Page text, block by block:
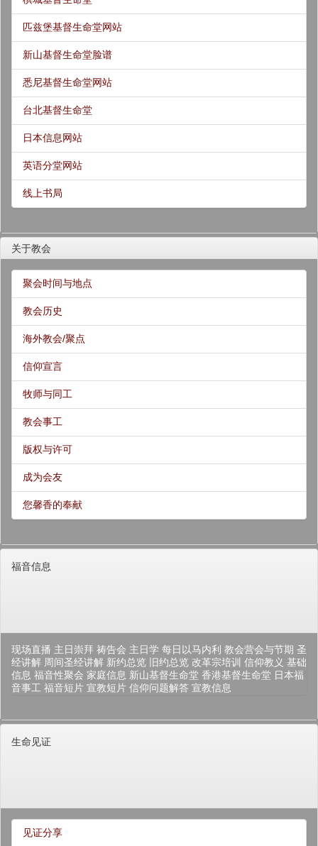
匹兹堡基督生命堂网站
新山基督生命堂脸谱
悉尼基督生命堂网站
台北基督生命堂
日本信息网站
英语分堂网站
线上书局
关于教会
聚会时间与地点
教会历史
海外教会/聚点
信仰宣言
牧师与同工
教会事工
版权与许可
成为会友
您馨香的奉献
福音信息
现场直播 主日崇拜 祷告会 主日学 每日以马内利 教会营会与节期 圣
经讲解 周间圣经讲解 新约总览 旧约总览 改革宗培训 信仰教义 基础
信息 福音性聚会 家庭信息 新山基督生命堂 香港基督生命堂 日本福
音事工 福音短片 宣教短片 信仰问题解答 宣教信息
生命见证
见证分享